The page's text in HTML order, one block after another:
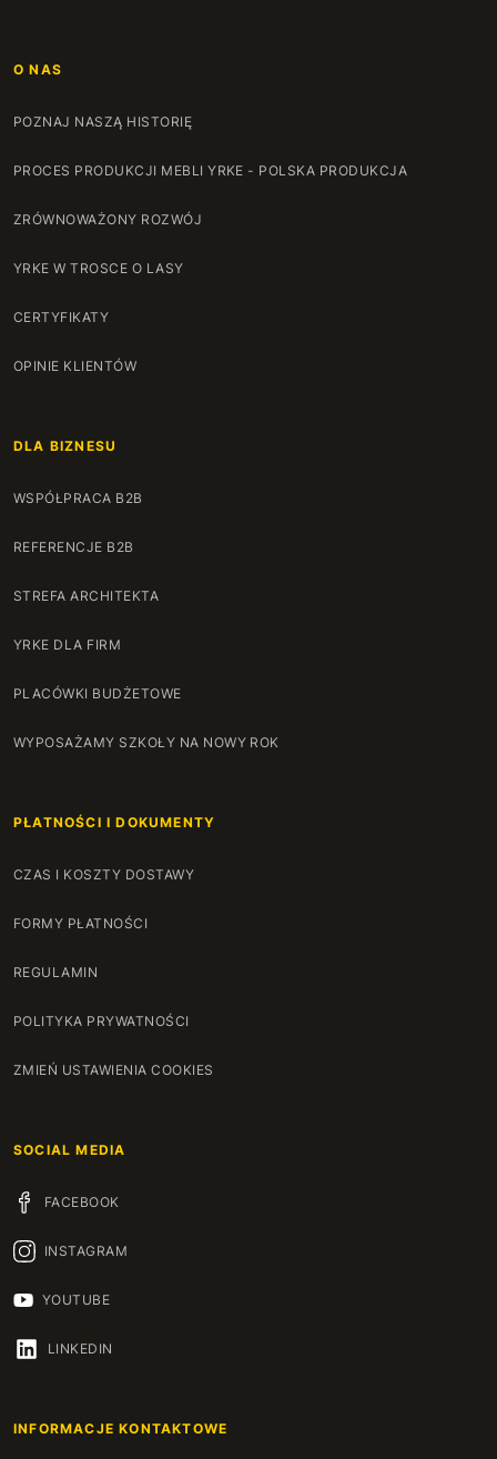
O NAS
POZNAJ NASZĄ HISTORIĘ
PROCES PRODUKCJI MEBLI YRKE - POLSKA PRODUKCJA
ZRÓWNOWAŻONY ROZWÓJ
YRKE W TROSCE O LASY
CERTYFIKATY
OPINIE KLIENTÓW
DLA BIZNESU
WSPÓŁPRACA B2B
REFERENCJE B2B
STREFA ARCHITEKTA
YRKE DLA FIRM
PLACÓWKI BUDŻETOWE
WYPOSAŻAMY SZKOŁY NA NOWY ROK
PŁATNOŚCI I DOKUMENTY
CZAS I KOSZTY DOSTAWY
FORMY PŁATNOŚCI
REGULAMIN
POLITYKA PRYWATNOŚCI
ZMIEŃ USTAWIENIA COOKIES
SOCIAL MEDIA
FACEBOOK
INSTAGRAM
YOUTUBE
LINKEDIN
INFORMACJE KONTAKTOWE